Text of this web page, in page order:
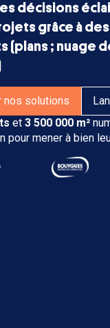
décisions
grâce à
(plans ; nuage
nos solutions
et 3 500 000 m²
pour mener à bien